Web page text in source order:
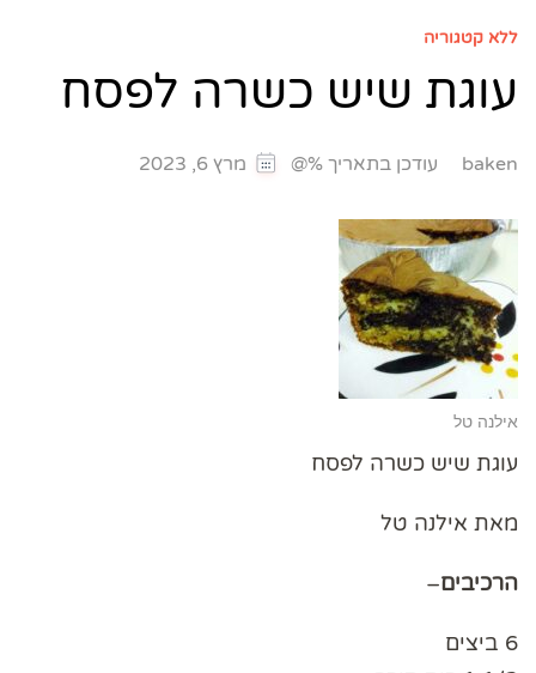
ללא קטגוריה
עוגת שיש כשרה לפסח
baken עודכן בתאריך %@ מרץ 6, 2023
אילנה טל
עוגת שיש כשרה לפסח
מאת אילנה טל
הרכיבים–
6 ביצים